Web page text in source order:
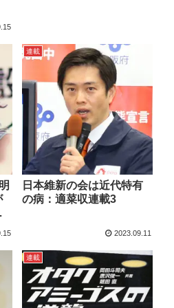
連載
日本維新の会は近代特有
の病：適菜収連載3
2023.09.11
連載